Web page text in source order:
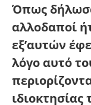
Όπως
αλλοδαποί
εξ’αυτών
λόγο αυτό